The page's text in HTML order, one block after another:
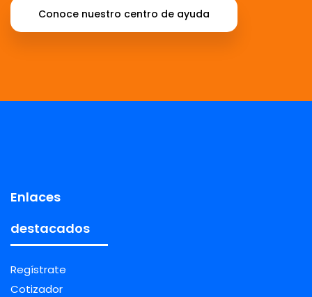
Conoce nuestro centro de ayuda
Enlaces
destacados
Regístrate
Cotizador